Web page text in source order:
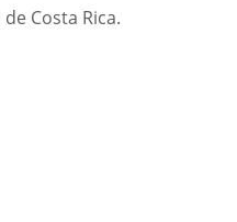
Costa Rica.